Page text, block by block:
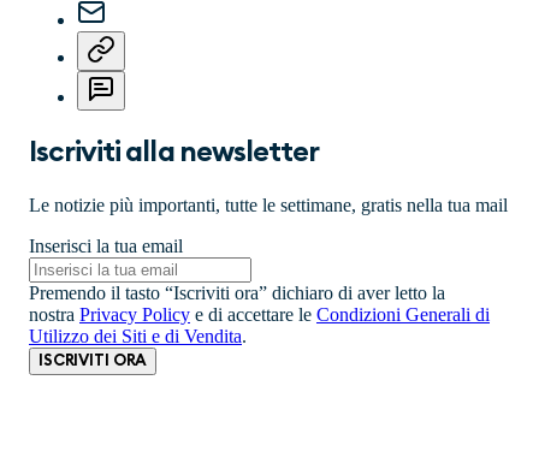
Iscriviti alla newsletter
Le notizie più importanti, tutte le settimane, gratis nella tua mail
Inserisci la tua email
Premendo il tasto “Iscriviti ora” dichiaro di aver letto la
nostra Privacy Policy e di accettare le Condizioni Generali di
Utilizzo dei Siti e di Vendita.
ISCRIVITI ORA